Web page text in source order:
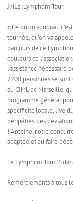
JMLs :Lymphom’Tour
« Ce qu’on voudrait,
tournée, qu’on va
parcours de ce
couleurs de
l’assistance
2200 personnes se
au CIML de Marseille,
programme général
spécificité locale, live
péripéties, des
! Antoine, notre
adaptée et pu faire
Le Lymphom’Tour 2,
Remerciements à tous